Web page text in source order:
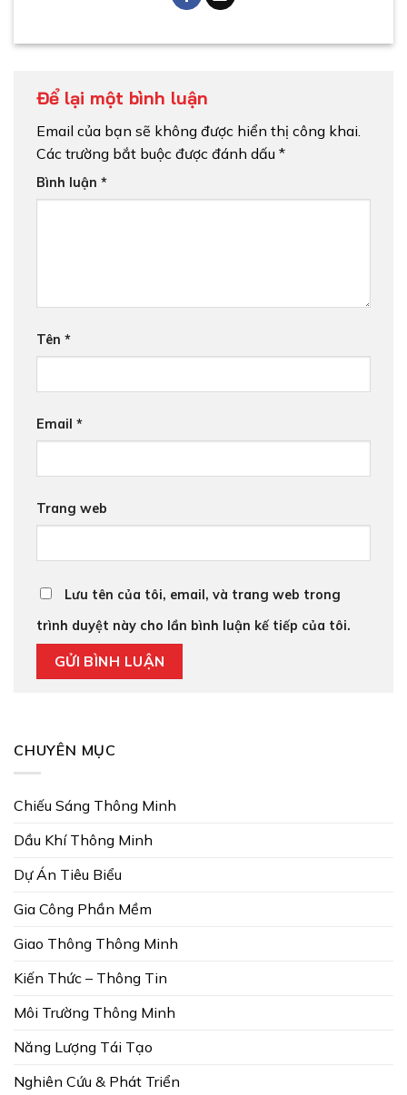
Để lại một bình luận
Email của bạn sẽ không được hiển thị công khai.
Các trường bắt buộc được đánh dấu *
Bình luận *
Tên *
Email *
Trang web
Lưu tên của tôi, email, và trang web trong
trình duyệt này cho lần bình luận kế tiếp của tôi.
CHUYÊN MỤC
Chiếu Sáng Thông Minh
Dầu Khí Thông Minh
Dự Án Tiêu Biểu
Gia Công Phần Mềm
Giao Thông Thông Minh
Kiến Thức – Thông Tin
Môi Trường Thông Minh
Năng Lượng Tái Tạo
Nghiên Cứu & Phát Triển